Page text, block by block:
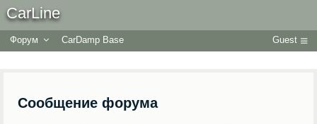
CarLine
Форум CarDamp Base Guest
Сообщение форума